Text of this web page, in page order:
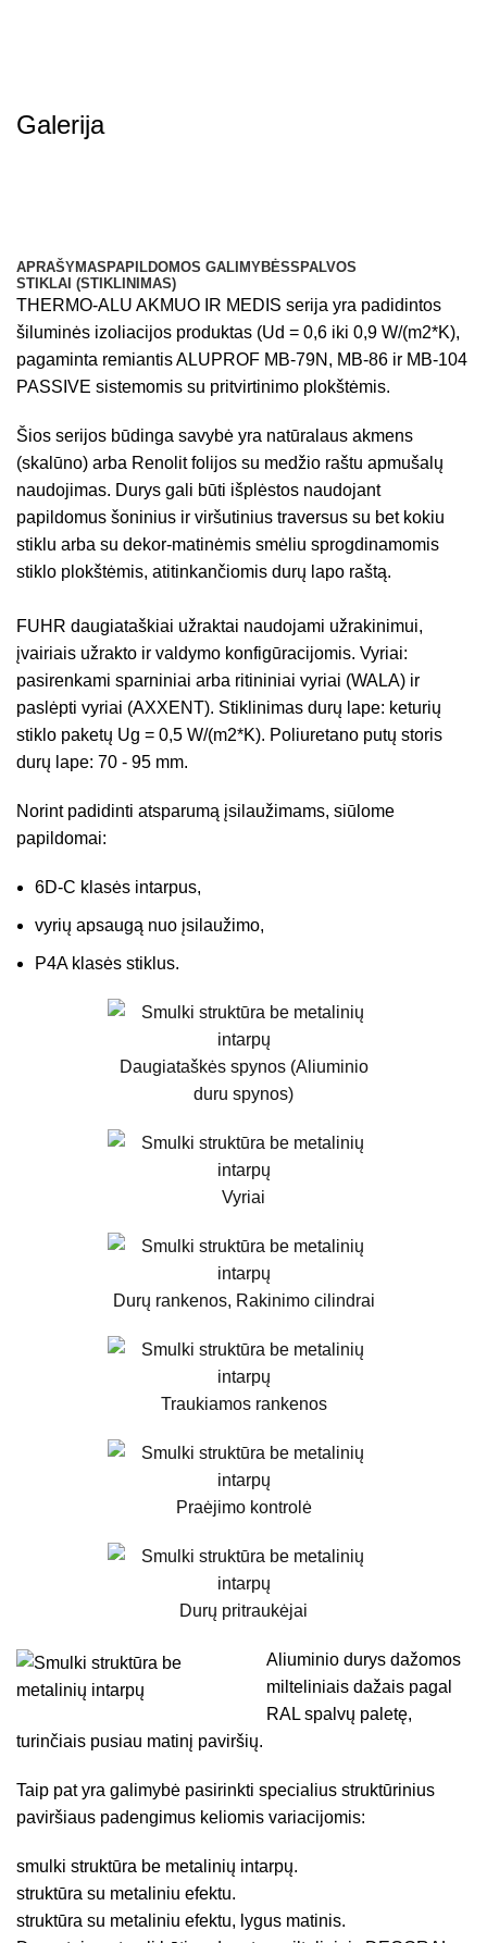
Galerija
APRAŠYMAS PAPILDOMOS GALIMYBĖSSPALVOS
STIKLAI (STIKLINIMAS)
THERMO-ALU AKMUO IR MEDIS serija yra padidintos
šiluminės izoliacijos produktas (Ud = 0,6 iki 0,9 W/(m2*K),
pagaminta remiantis ALUPROF MB-79N, MB-86 ir MB-104
PASSIVE sistemomis su pritvirtinimo plokštėmis.
Šios serijos būdinga savybė yra natūralaus akmens
(skalūno) arba Renolit folijos su medžio raštu apmušalų
naudojimas. Durys gali būti išplėstos naudojant
papildomus šoninius ir viršutinius traversus su bet kokiu
stiklu arba su dekor-matinėmis smėliu sprogdinamomis
stiklo plokštėmis, atitinkančiomis durų lapo raštą.
FUHR daugiataškiai užraktai naudojami užrakinimui,
įvairiais užrakto ir valdymo konfigūracijomis. Vyriai:
pasirenkami sparniniai arba ritininiai vyriai (WALA) ir
paslėpti vyriai (AXXENT). Stiklinimas durų lape: keturių
stiklo paketų Ug = 0,5 W/(m2*K). Poliuretano putų storis
durų lape: 70 - 95 mm.
Norint padidinti atsparumą įsilaužimams, siūlome
papildomai:
6D-C klasės intarpus,
vyrių apsaugą nuo įsilaužimo,
P4A klasės stiklus.
Daugiataškės spynos (Aliuminio
duru spynos)
Vyriai
Durų rankenos, Rakinimo cilindrai
Traukiamos rankenos
Praėjimo kontrolė
Durų pritraukėjai
Aliuminio durys dažomos
milteliniais dažais pagal
RAL spalvų paletę,
turinčiais pusiau matinį paviršių.
Taip pat yra galimybė pasirinkti specialius struktūrinius
paviršiaus padengimus keliomis variacijomis:
smulki struktūra be metalinių intarpų.
struktūra su metaliniu efektu.
struktūra su metaliniu efektu, lygus matinis.